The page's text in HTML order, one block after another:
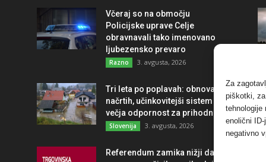
Za
piškotki,
tehnologije
enolični
negativno
Včeraj so na območju
Policijske uprave Celje
obravnavali tako imenovano
ljubezensko prevaro
Razno 3. avgusta, 2026
Tri leta po poplavah: obnova po
načrtih, učinkovitejši sistem in
večja odpornost za prihodnost
Slovenija 3. avgusta, 2026
Referendum zamika nižji davek